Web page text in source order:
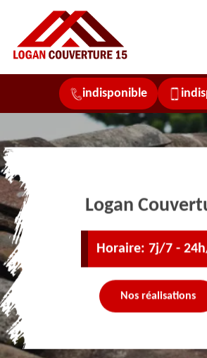
indisponible
Logan
Horaire: 7j/7 -
Nos réalisations